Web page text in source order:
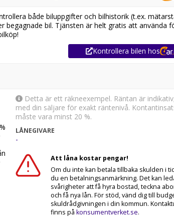
L200 i lager. Se våra bilar på
sinnesro under hela leasingperioden. Vi
allt till marknadens mest
både biluppgifter och bilhistorik (t.ex.
begagnade bil. Tjänsten är helt gratis att använda
Kontrollera bilen hos
%
Detta är ett räkneexempel. Räntan är
med din säljare för exakt räntenivå.
måste vara minst 20 %.
LÅNEGIVARE
-
Att låna kostar pengar!
Om du inte kan betala tillbaka skulden i
du en betalningsanmärkning. Det kan
svårigheter att få hyra bostad, teckna
och få nya lån. För stöd, vänd dig till
skuldrådgivningen i din kommun.
finns på konsumentverket.se.